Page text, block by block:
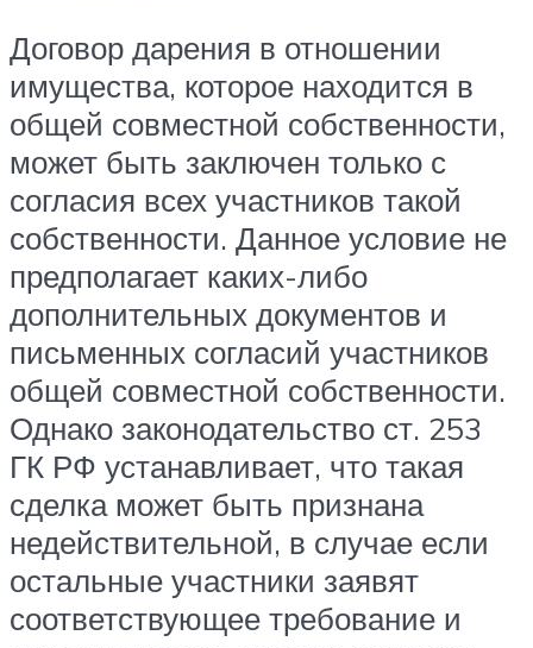
Договор дарения в отношении
имущества, которое находится в
общей совместной собственности,
может быть заключен только с
согласия всех участников такой
собственности. Данное условие не
предполагает каких-либо
дополнительных документов и
письменных согласий участников
общей совместной собственности.
Однако законодательство ст. 253
ГК РФ устанавливает, что такая
сделка может быть признана
недействительной, в случае если
остальные участники заявят
соответствующее требование и